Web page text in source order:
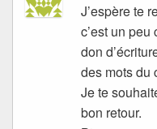
J’espère te
c’est un peu
don
des mots du
Je te
bon retour.